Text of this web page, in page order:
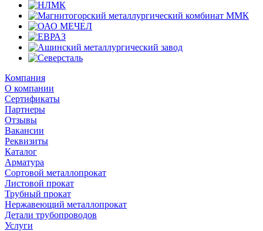
Компания
О компании
Сертификаты
Партнеры
Отзывы
Вакансии
Реквизиты
Каталог
Арматура
Сортовой металлопрокат
Листовой прокат
Трубный прокат
Нержавеющий металлопрокат
Детали трубопроводов
Услуги